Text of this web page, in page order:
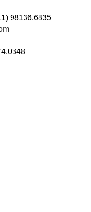
98136.6835